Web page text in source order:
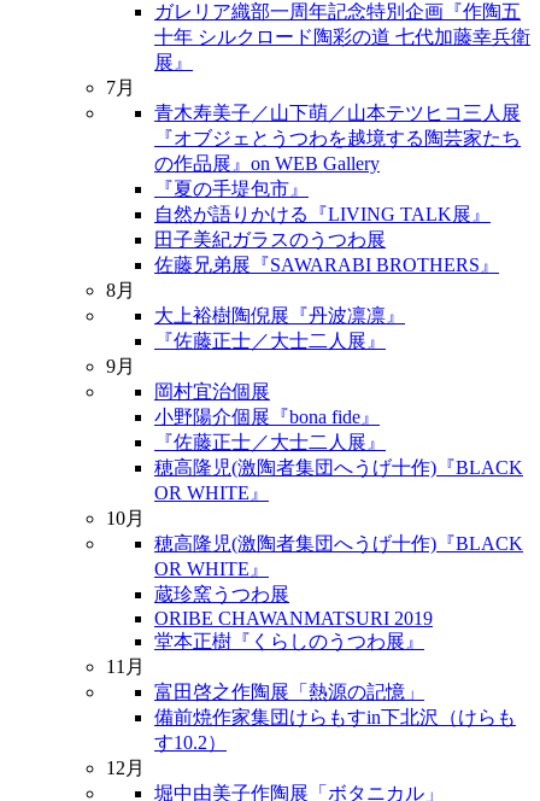
ガレリア織部一周年記念特別企画『作陶五
十年 シルクロード陶彩の道 七代加藤幸兵衛
展』
7月
青木寿美子／山下萌／山本テツヒコ三人展
『オブジェとうつわを越境する陶芸家たち
の作品展』on WEB Gallery
『夏の手堤包市』
自然が語りかける『LIVING TALK展』
田子美紀ガラスのうつわ展
佐藤兄弟展『SAWARABI BROTHERS』
8月
大上裕樹陶倪展『丹波凛凛』
『佐藤正士／大士二人展』
9月
岡村宜治個展
小野陽介個展『bona fide』
『佐藤正士／大士二人展』
穂高隆児(激陶者集団へうげ十作)『BLACK
OR WHITE』
10月
穂高隆児(激陶者集団へうげ十作)『BLACK
OR WHITE』
蔵珍窯うつわ展
ORIBE CHAWANMATSURI 2019
堂本正樹『くらしのうつわ展』
11月
富田啓之作陶展「熱源の記憶」
備前焼作家集団けらもすin下北沢（けらも
す10.2）
12月
堀中由美子作陶展「ボタニカル」